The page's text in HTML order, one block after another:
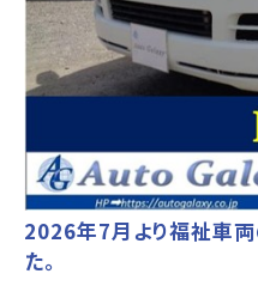
2026年7月より福祉車
た。